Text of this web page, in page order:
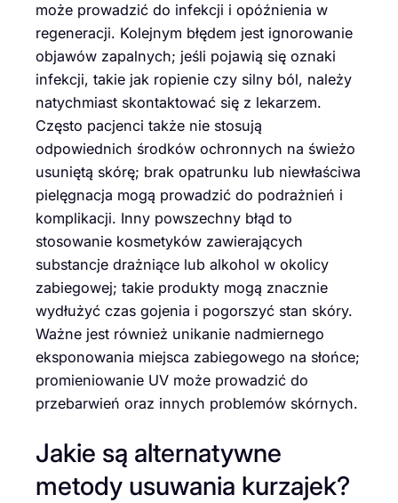
może prowadzić do infekcji i opóźnienia w
regeneracji. Kolejnym błędem jest ignorowanie
objawów zapalnych; jeśli pojawią się oznaki
infekcji, takie jak ropienie czy silny ból, należy
natychmiast skontaktować się z lekarzem.
Często pacjenci także nie stosują
odpowiednich środków ochronnych na świeżo
usuniętą skórę; brak opatrunku lub niewłaściwa
pielęgnacja mogą prowadzić do podrażnień i
komplikacji. Inny powszechny błąd to
stosowanie kosmetyków zawierających
substancje drażniące lub alkohol w okolicy
zabiegowej; takie produkty mogą znacznie
wydłużyć czas gojenia i pogorszyć stan skóry.
Ważne jest również unikanie nadmiernego
eksponowania miejsca zabiegowego na słońce;
promieniowanie UV może prowadzić do
przebarwień oraz innych problemów skórnych.
Jakie są alternatywne
metody usuwania kurzajek?